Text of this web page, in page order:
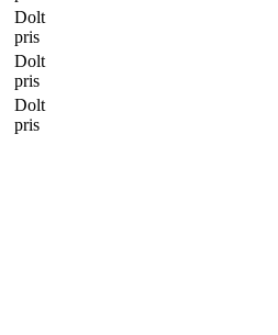
Dolt
pris
Dolt
pris
Dolt
pris